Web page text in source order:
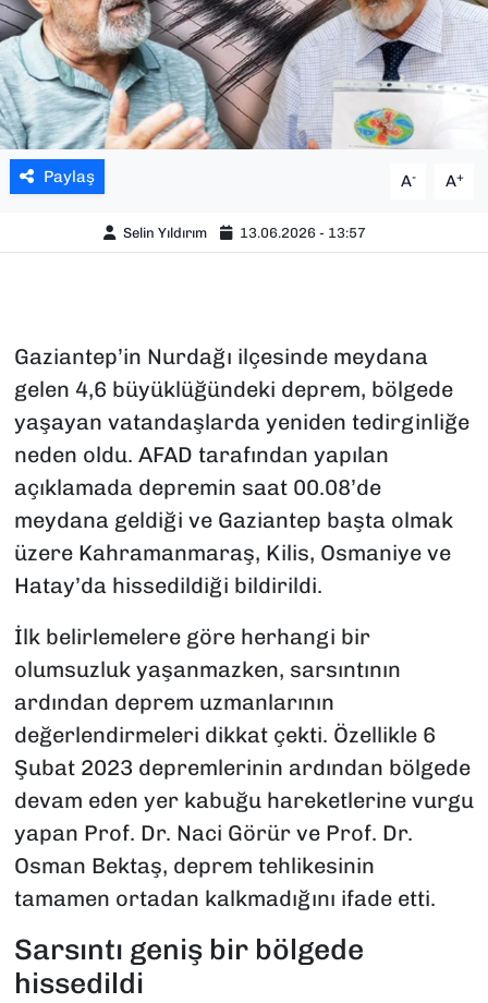
Paylaş A- A+
Selin Yıldırım 13.06.2026 - 13:57
Gaziantep’in Nurdağı ilçesinde meydana
gelen 4,6 büyüklüğündeki deprem, bölgede
yaşayan vatandaşlarda yeniden tedirginliğe
neden oldu. AFAD tarafından yapılan
açıklamada depremin saat 00.08’de
meydana geldiği ve Gaziantep başta olmak
üzere Kahramanmaraş, Kilis, Osmaniye ve
Hatay’da hissedildiği bildirildi.
İlk belirlemelere göre herhangi bir
olumsuzluk yaşanmazken, sarsıntının
ardından deprem uzmanlarının
değerlendirmeleri dikkat çekti. Özellikle 6
Şubat 2023 depremlerinin ardından bölgede
devam eden yer kabuğu hareketlerine vurgu
yapan Prof. Dr. Naci Görür ve Prof. Dr.
Osman Bektaş, deprem tehlikesinin
tamamen ortadan kalkmadığını ifade etti.
Sarsıntı geniş bir bölgede
hissedildi